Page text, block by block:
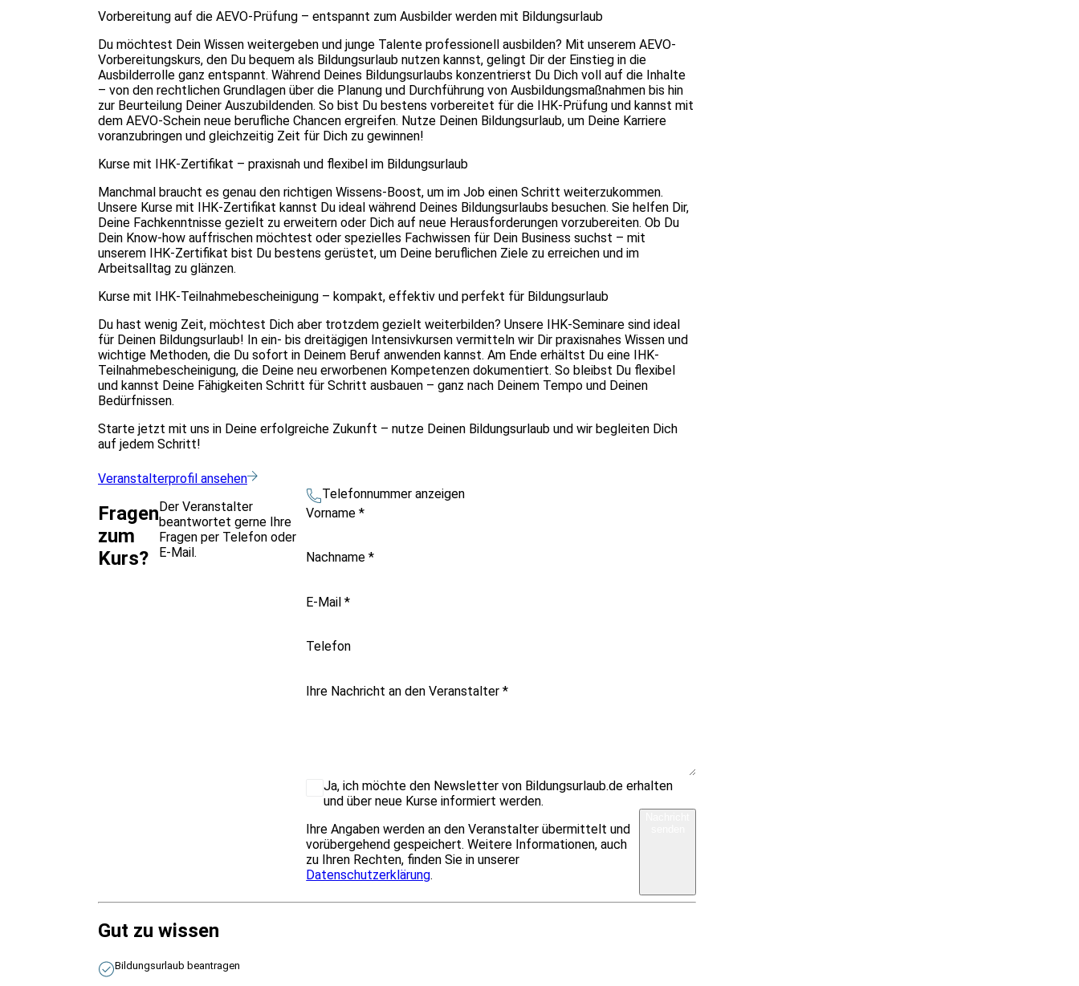
Vorbereitung auf die AEVO-Prüfung – entspannt zum Ausbilder werden mit Bildungsurlaub
Du möchtest Dein Wissen weitergeben und junge Talente professionell ausbilden? Mit unserem AEVO-
Vorbereitungskurs, den Du bequem als Bildungsurlaub nutzen kannst, gelingt Dir der Einstieg in die
Ausbilderrolle ganz entspannt. Während Deines Bildungsurlaubs konzentrierst Du Dich voll auf die Inhalte
– von den rechtlichen Grundlagen über die Planung und Durchführung von Ausbildungsmaßnahmen bis hin
zur Beurteilung Deiner Auszubildenden. So bist Du bestens vorbereitet für die IHK-Prüfung und kannst mit
dem AEVO-Schein neue berufliche Chancen ergreifen. Nutze Deinen Bildungsurlaub, um Deine Karriere
voranzubringen und gleichzeitig Zeit für Dich zu gewinnen!
Kurse mit IHK-Zertifikat – praxisnah und flexibel im Bildungsurlaub
Manchmal braucht es genau den richtigen Wissens-Boost, um im Job einen Schritt weiterzukommen.
Unsere Kurse mit IHK-Zertifikat kannst Du ideal während Deines Bildungsurlaubs besuchen. Sie helfen Dir,
Deine Fachkenntnisse gezielt zu erweitern oder Dich auf neue Herausforderungen vorzubereiten. Ob Du
Dein Know-how auffrischen möchtest oder spezielles Fachwissen für Dein Business suchst – mit
unserem IHK-Zertifikat bist Du bestens gerüstet, um Deine beruflichen Ziele zu erreichen und im
Arbeitsalltag zu glänzen.
Kurse mit IHK-Teilnahmebescheinigung – kompakt, effektiv und perfekt für Bildungsurlaub
Du hast wenig Zeit, möchtest Dich aber trotzdem gezielt weiterbilden? Unsere IHK-Seminare sind ideal
für Deinen Bildungsurlaub! In ein- bis dreitägigen Intensivkursen vermitteln wir Dir praxisnahes Wissen und
wichtige Methoden, die Du sofort in Deinem Beruf anwenden kannst. Am Ende erhältst Du eine IHK-
Teilnahmebescheinigung, die Deine neu erworbenen Kompetenzen dokumentiert. So bleibst Du flexibel
und kannst Deine Fähigkeiten Schritt für Schritt ausbauen – ganz nach Deinem Tempo und Deinen
Bedürfnissen.
Starte jetzt mit uns in Deine erfolgreiche Zukunft – nutze Deinen Bildungsurlaub und wir begleiten Dich
auf jedem Schritt!
Veranstalterprofil ansehen
Fragen
zum
Kurs?
Der Veranstalter
beantwortet gerne Ihre
Fragen per Telefon oder
E-Mail.
Telefonnummer anzeigen
Vorname*
Nachname*
E-Mail*
Telefon
Ihre Nachricht an den Veranstalter*
Ja, ich möchte den Newsletter von Bildungsurlaub.de erhalten
und über neue Kurse informiert werden.
Ihre Angaben werden an den Veranstalter übermittelt und
vorübergehend gespeichert. Weitere Informationen, auch
zu Ihren Rechten, finden Sie in unserer
Datenschutzerklärung.
Gut zu wissen
Bildungsurlaub beantragen